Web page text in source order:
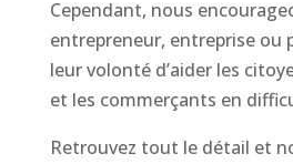
Cependant, nous
entrepreneur, entreprise ou
leur volonté d’aider les
et les commerçants en
Retrouvez tout le détail et